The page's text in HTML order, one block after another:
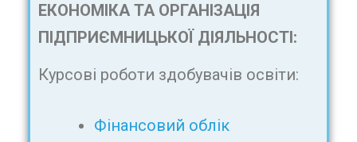
ЕКОНОМІКА ТА ОРГАНІЗАЦІЯ
ПІДПРИЄМНИЦЬКОЇ ДІЯЛЬНОСТІ:
Курсові роботи здобувачів освіти:
Фінансовий облік